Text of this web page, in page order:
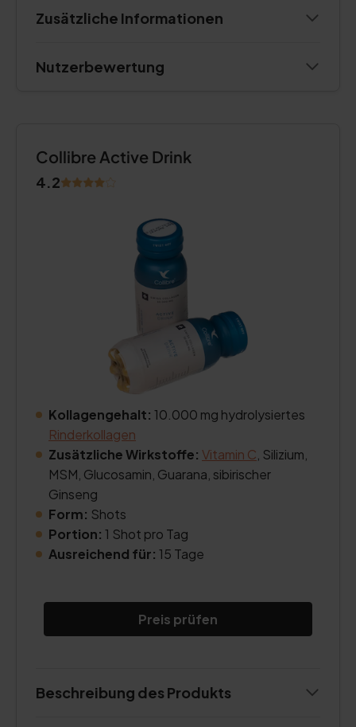
Zusätzliche Informationen
Nutzerbewertung
Collibre Active Drink
4.2
Kollagengehalt: 10.000 mg hydrolysiertes
Rinderkollagen
Zusätzliche Wirkstoffe: Vitamin C , Silizium,
MSM, Glucosamin, Guarana, sibirischer
Ginseng
Form: Shots
Portion: 1 Shot pro Tag
Ausreichend für: 15 Tage
Preis prüfen
Beschreibung des Produkts